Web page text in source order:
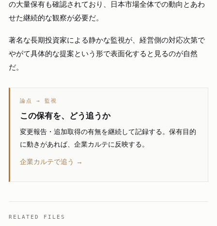
の大量保有も確認されており、日本市場全体での動向とあわ
せた継続的な観察が必要だ。
著名な長期投資家による静かな監視が、経営側の対応次第で
やがて具体的な提案という形で表面化すると見るのが自然
だ。
論点 → 監視
この保有を、どう追うか
変更報告・追加取得の有無を継続して記録する。保有目的
に動きがあれば、企業カルテに反映する。
企業カルテで追う →
RELATED FILES